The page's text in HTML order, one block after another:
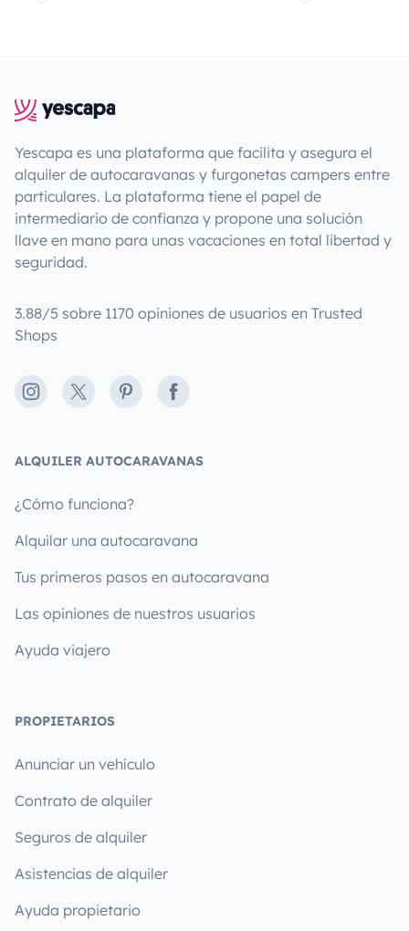
Yescapa es una plataforma que facilita y asegura el
alquiler de autocaravanas y furgonetas campers entre
particulares. La plataforma tiene el papel de
intermediario de confianza y propone una solución
llave en mano para unas vacaciones en total libertad y
seguridad.
3.88/5 sobre 1170 opiniones de usuarios en Trusted
Shops
Instagram
X PinterestFacebook
ALQUILER AUTOCARAVANAS
¿Cómo funciona?
Alquilar una autocaravana
Tus primeros pasos en autocaravana
Las opiniones de nuestros usuarios
Ayuda viajero
PROPIETARIOS
Anunciar un vehículo
Contrato de alquiler
Seguros de alquiler
Asistencias de alquiler
Ayuda propietario